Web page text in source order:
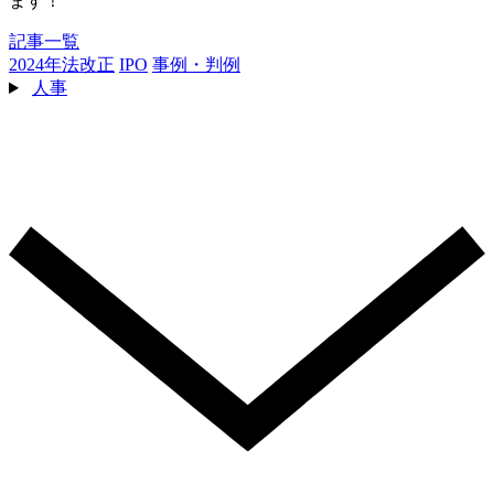
記事一覧
2024年法改正 IPO 事例・判例
人事